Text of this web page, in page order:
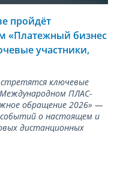
пройдёт
бизнес
участники,
ключевые
ПЛАС-
обращение 2026» —
о настоящем и
дистанционных